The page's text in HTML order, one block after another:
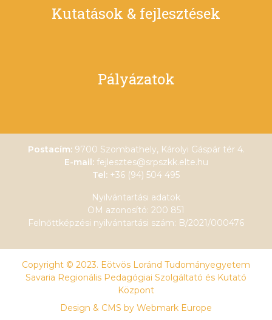
Kutatások & fejlesztések
Pályázatok
Postacím: 9700 Szombathely, Károlyi Gáspár tér 4.
E-mail: fejlesztes@srpszkk.elte.hu
Tel: +36 (94) 504 495
Nyilvántartási adatok
OM azonosító: 200 851
Felnőttképzési nyilvántartási szám: B/2021/000476
Copyright © 2023. Eötvös Loránd Tudományegyetem
Savaria Regionális Pedagógiai Szolgáltató és Kutató
Központ
Design & CMS by Webmark Europe